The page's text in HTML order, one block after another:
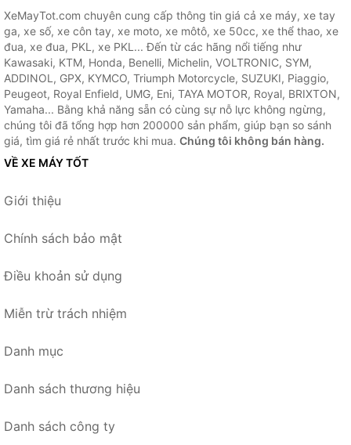
XeMayTot.com chuyên cung cấp thông tin giá cả xe máy, xe tay
ga, xe số, xe côn tay, xe moto, xe môtô, xe 50cc, xe thể thao, xe
đua, xe đua, PKL, xe PKL... Đến từ các hãng nổi tiếng như
Kawasaki, KTM, Honda, Benelli, Michelin, VOLTRONIC, SYM,
ADDINOL, GPX, KYMCO, Triumph Motorcycle, SUZUKI, Piaggio,
Peugeot, Royal Enfield, UMG, Eni, TAYA MOTOR, Royal, BRIXTON,
Yamaha... Bằng khả năng sẵn có cùng sự nỗ lực không ngừng,
chúng tôi đã tổng hợp hơn 200000 sản phẩm, giúp bạn so sánh
giá, tìm giá rẻ nhất trước khi mua. Chúng tôi không bán hàng.
VỀ XE MÁY TỐT
Giới thiệu
Chính sách bảo mật
Điều khoản sử dụng
Miễn trừ trách nhiệm
Danh mục
Danh sách thương hiệu
Danh sách công ty